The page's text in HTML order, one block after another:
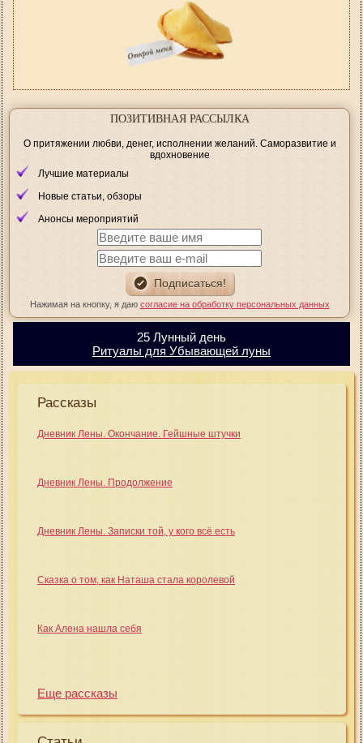
ПОЗИТИВНАЯ РАССЫЛКА
О притяжении любви, денег, исполнении желаний. Саморазвитие и
вдохновение
Лучшие материалы
Новые статьи, обзоры
Анонсы мероприятий
Нажимая на кнопку, я даю согласие на обработку персональных данных
25 Лунный день
Ритуалы для Убывающей луны
Рассказы
Дневник Лены. Окончание. Гейшные штучки
Дневник Лены. Продолжение
Дневник Лены. Записки той, у кого всё есть
Сказка о том, как Наташа стала королевой
Как Алена нашла себя
Еще рассказы